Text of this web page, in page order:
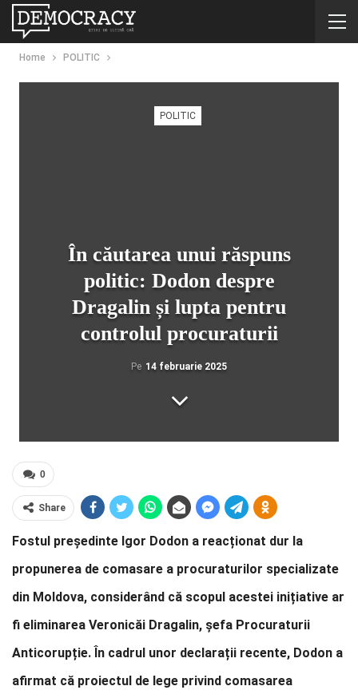
Home POLITIC
POLITIC
În căutarea unui răspuns
politic: Dodon despre
Dragalin și lupta pentru
controlul procuraturii
Pe 14 februarie 2025
0
Share
Fostul președinte Igor Dodon a reacționat dur la
propunerea de comasare a procuraturilor specializate
din Moldova, considerând că scopul acestei inițiative ar
fi eliminarea Veronicăi Dragalin, șefa Procuraturii
Anticorupție. În cadrul unor declarații recente, Dodon a
afirmat că proiectul de lege privind comasarea